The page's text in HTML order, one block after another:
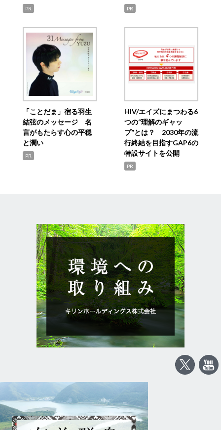
PR PR
「ことだま」宿る羽生
結弦のメッセージ 名
言がもたらす心の平穏
と潤い
PR
HIV/エイズにまつわる6
つの“理解のギャッ
プ”とは？ 2030年の流
行終結を目指すGAP6の
特設サイトを公開
PR